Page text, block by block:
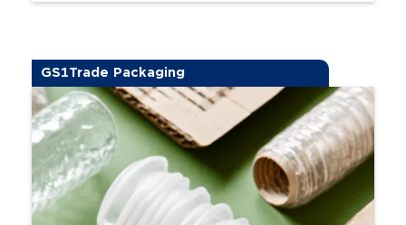
GS1Trade Packaging